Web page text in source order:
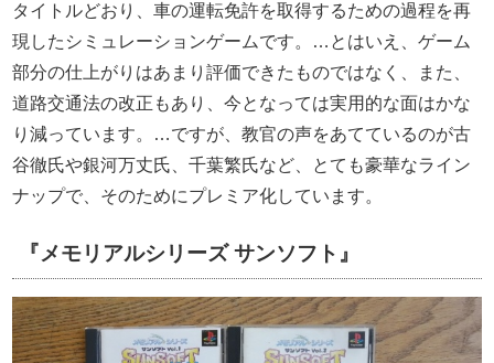
タイトルどおり、車の運転免許を取得するための過程を再
現したシミュレーションゲームです。…とはいえ、ゲーム
部分の仕上がりはあまり評価できたものではなく、また、
道路交通法の改正もあり、今となっては実用的な面はかな
り減っています。…ですが、教官の声をあてているのが古
谷徹氏や銀河万丈氏、千葉繁氏など、とても豪華なライン
ナップで、そのためにプレミア化しています。
『メモリアルシリーズ サンソフト』